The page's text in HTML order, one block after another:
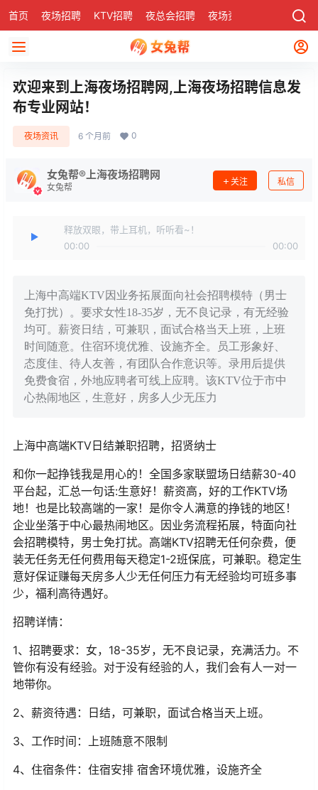
首页 夜场招聘 KTV招聘 夜总会招聘 夜场资讯 社区
欢迎来到上海夜场招聘网,上海夜场招聘信息发
布专业网站！
夜场资讯 6 个月前 0
女兔帮®上海夜场招聘网
女兔帮
关注 私信
释放双眼，带上耳机，听听看~！
00:00
00:00
上海中高端KTV因业务拓展面向社会招聘模特（男士
免打扰）。要求女性18-35岁，无不良记录，有无经验
均可。薪资日结，可兼职，面试合格当天上班，上班
时间随意。住宿环境优雅、设施齐全。员工形象好、
态度佳、待人友善，有团队合作意识等。录用后提供
免费食宿，外地应聘者可线上应聘。该KTV位于市中
心热闹地区，生意好，房多人少无压力
上海中高端KTV日结兼职招聘，招贤纳士
和你一起挣钱我是用心的！全国多家联盟场日结薪30-40
平台起，汇总一句话:生意好！薪资高，好的工作KTV场
地！也是比较高端的一家！是你令人满意的挣钱的地区！
企业坐落于中心最热闹地区。因业务流程拓展，特面向社
会招聘模特，男士免打扰。高端KTV招聘无任何杂费，便
装无任务无任何费用每天稳定1-2班保底，可兼职。稳定生
意好保证赚每天房多人少无任何压力有无经验均可班多事
少，福利高待遇好。
招聘详情：
1、招聘要求：女，18-35岁，无不良记录，充满活力。不
管你有没有经验。对于没有经验的人，我们会有人一对一
地带你。
2、薪资待遇：日结，可兼职，面试合格当天上班。
3、工作时间：上班随意不限制
4、住宿条件：住宿安排 宿舍环境优雅，设施齐全